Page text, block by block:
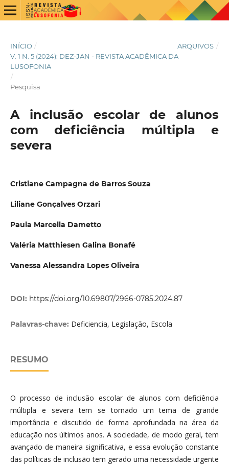
INÍCIO / ARQUIVOS /
V. 1 N. 5 (2024): DEZ-JAN - REVISTA ACADÊMICA DA
LUSOFONIA
/
Pesquisa
A inclusão escolar de alunos
com deficiência múltipla e
severa
Cristiane Campagna de Barros Souza
Liliane Gonçalves Orzari
Paula Marcella Dametto
Valéria Matthiesen Galina Bonafé
Vanessa Alessandra Lopes Oliveira
DOI: https://doi.org/10.69807/2966-0785.2024.87
Palavras-chave: Deficiencia, Legislação, Escola
RESUMO
O processo de inclusão escolar de alunos com deficiência
múltipla e severa tem se tornado um tema de grande
importância e discutido de forma aprofundada na área da
educação nos últimos anos. A sociedade, de modo geral, tem
avançado de maneira significativa, e essa evolução constante
das políticas de inclusão tem gerado uma necessidade urgente